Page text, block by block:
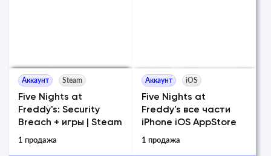
Аккаунт Steam
Five Nights at
Freddy's: Security
Breach + игры | Steam
1 продажа
Аккаунт iOS
Five Nights at
Freddy's все части
iPhone iOS AppStore
1 продажа